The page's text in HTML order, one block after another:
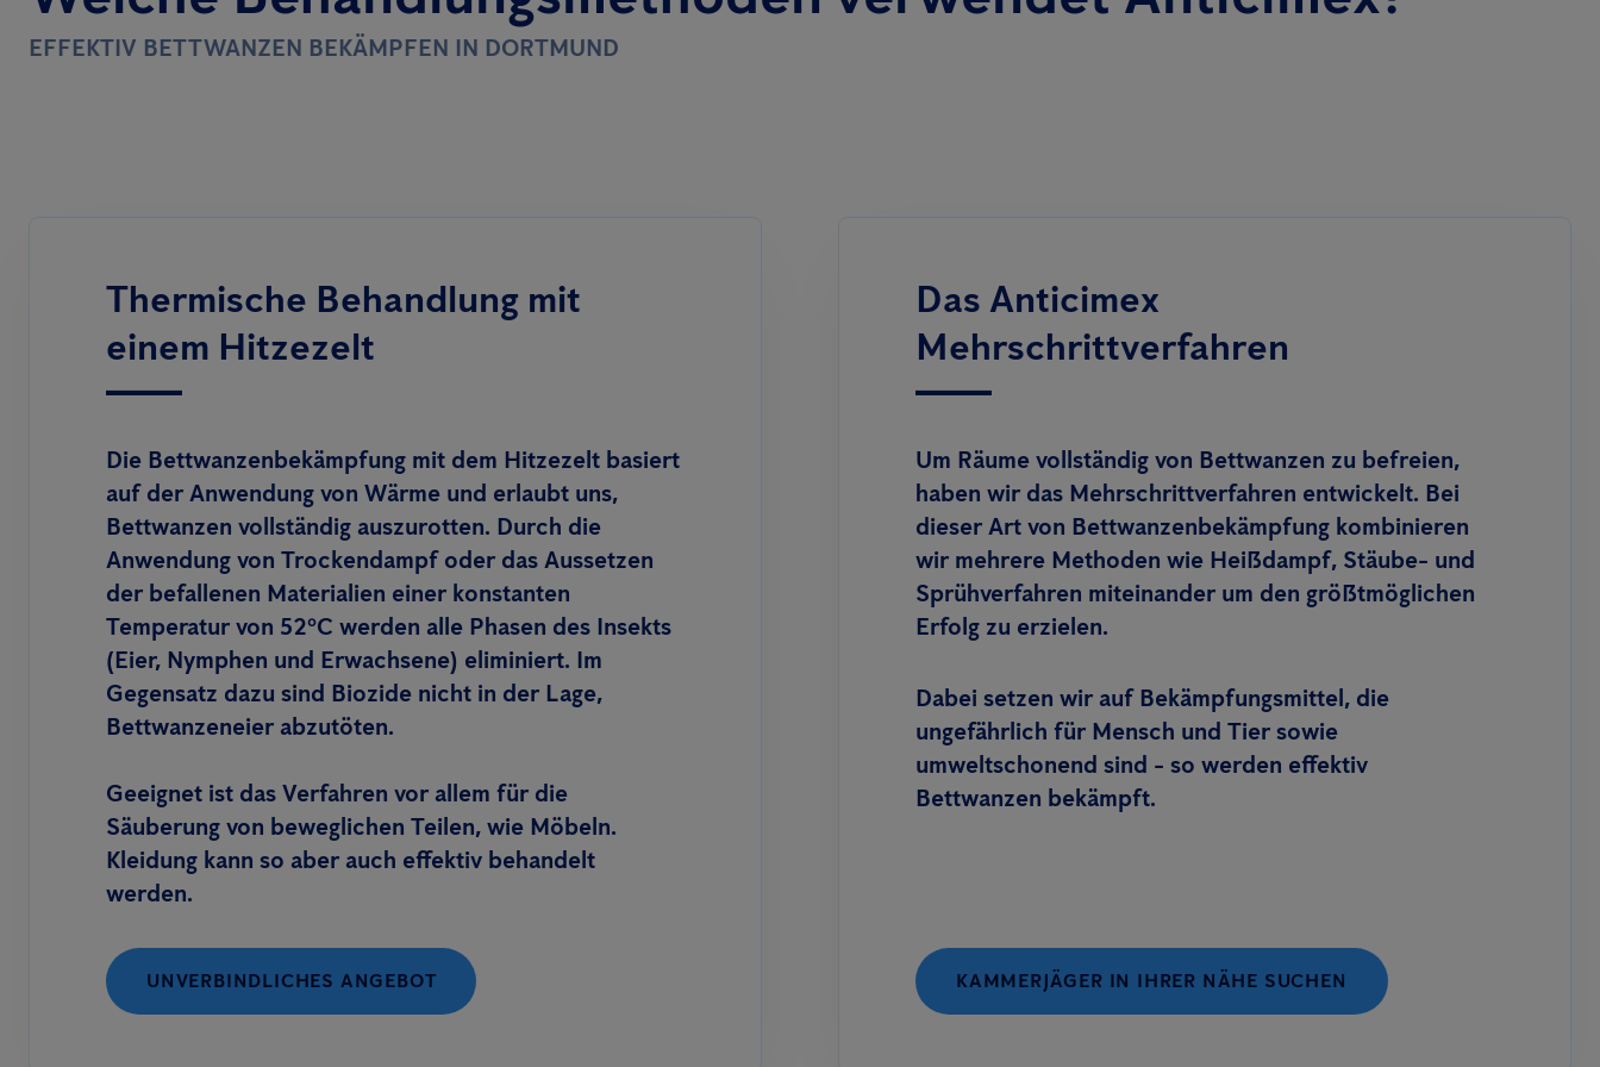
EFFEKTIV BETTWANZEN BEKÄMPFEN IN DORTMUND
Thermische Behandlung mit
einem Hitzezelt
Die Bettwanzenbekämpfung mit dem Hitzezelt basiert
auf der Anwendung von Wärme und erlaubt uns,
Bettwanzen vollständig auszurotten. Durch die
Anwendung von Trockendampf oder das Aussetzen
der befallenen Materialien einer konstanten
Temperatur von 52ºC werden alle Phasen des Insekts
(Eier, Nymphen und Erwachsene) eliminiert. Im
Gegensatz dazu sind Biozide nicht in der Lage,
Bettwanzeneier abzutöten.
Geeignet ist das Verfahren vor allem für die
Säuberung von beweglichen Teilen, wie Möbeln.
Kleidung kann so aber auch effektiv behandelt
werden.
UNVERBINDLICHES ANGEBOT
Das Anticimex
Mehrschrittverfahren
Um Räume vollständig von Bettwanzen zu befreien,
haben wir das Mehrschrittverfahren entwickelt. Bei
dieser Art von Bettwanzenbekämpfung kombinieren
wir mehrere Methoden wie Heißdampf, Stäube- und
Sprühverfahren miteinander um den größtmöglichen
Erfolg zu erzielen.
Dabei setzen wir auf Bekämpfungsmittel, die
ungefährlich für Mensch und Tier sowie
umweltschonend sind - so werden effektiv
Bettwanzen bekämpft.
KAMMERJÄGER IN IHRER NÄHE SUCHEN